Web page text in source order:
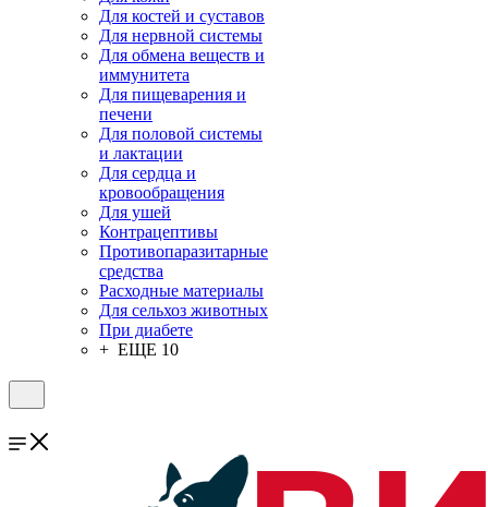
Для костей и суставов
Для нервной системы
Для обмена веществ и
иммунитета
Для пищеварения и
печени
Для половой системы
и лактации
Для сердца и
кровообращения
Для ушей
Контрацептивы
Противопаразитарные
средства
Расходные материалы
Для сельхоз животных
При диабете
+ ЕЩЕ 10